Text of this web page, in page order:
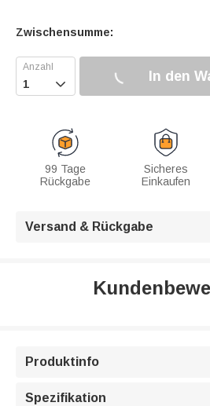
Zwischensumme:
 In den
99 Tage
Rückgabe
Sicheres
Einkaufen
Versand & Rückgabe
Produktinfo
Spezifikation